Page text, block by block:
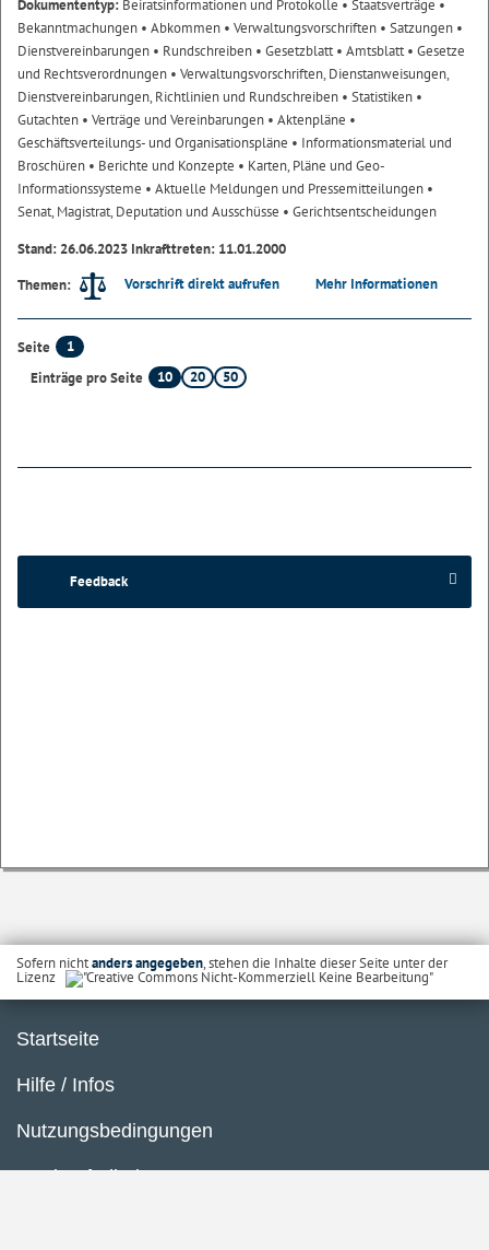
Dokumententyp: Beiratsinformationen und Protokolle • Staatsverträge •
Bekanntmachungen • Abkommen • Verwaltungsvorschriften • Satzungen •
Dienstvereinbarungen • Rundschreiben • Gesetzblatt• Amtsblatt• Gesetze
und Rechtsverordnungen • Verwaltungsvorschriften, Dienstanweisungen,
Dienstvereinbarungen, Richtlinien und Rundschreiben • Statistiken •
Gutachten • Verträge und Vereinbarungen • Aktenpläne •
Geschäftsverteilungs- und Organisationspläne • Informationsmaterial und
Broschüren • Berichte und Konzepte • Karten, Pläne und Geo-
Informationssysteme • Aktuelle Meldungen und Pressemitteilungen •
Senat, Magistrat, Deputation und Ausschüsse • Gerichtsentscheidungen
Stand: 26.06.2023 Inkrafttreten: 11.01.2000
Themen:
Vorschrift direkt aufrufen Mehr Informationen
Seite
1
Einträge pro Seite
10 20 50
Feedback
Sofern nichtanders angegeben, stehen die Inhalte dieser Seite unter der
Lizenz
Startseite
Hilfe / Infos
Nutzungsbedingungen
Barrierefreiheit